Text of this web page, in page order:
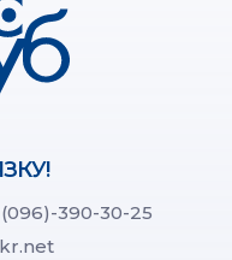
390-30-25